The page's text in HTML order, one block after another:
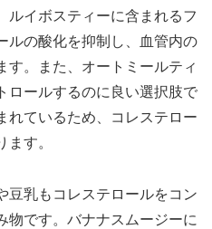
ルイボスティーに含まれるフ
ルの酸化を抑制し、血管内の
す。また、オートミールティ
ロールするのに良い選択肢で
れているため、コレステロー
す。
豆乳もコレステロールをコン
物です。バナナスムージーに